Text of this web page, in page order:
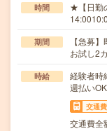
時間
★【日勤
期間
【急募
お試し2
時給
経験者
週払いOK
交通費
交通費全